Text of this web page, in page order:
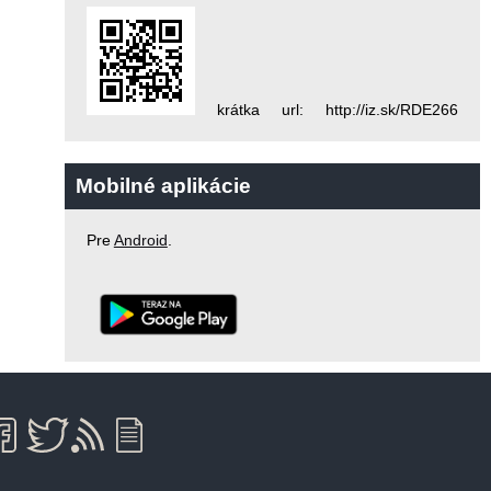
krátka url: http://iz.sk/RDE266
Mobilné aplikácie
PreAndroid